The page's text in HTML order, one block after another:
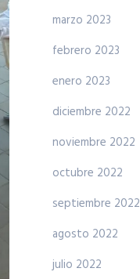
marzo 2023
febrero 2023
enero 2023
diciembre 2022
noviembre 2022
octubre 2022
septiembre 2022
agosto 2022
julio 2022